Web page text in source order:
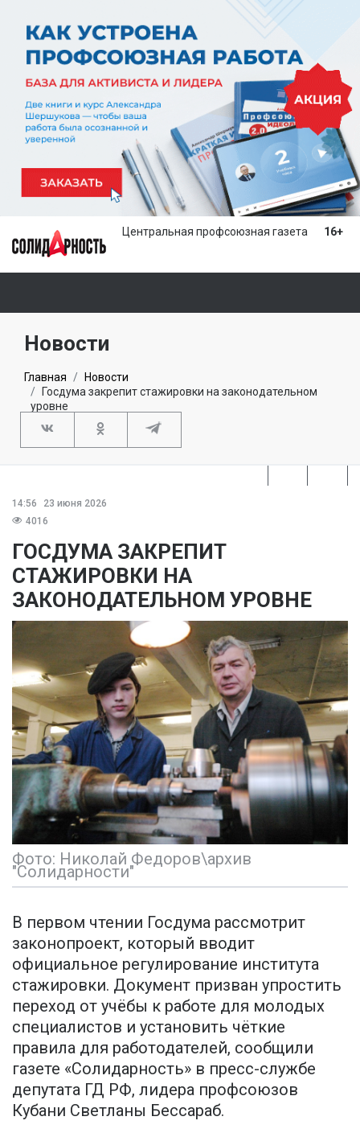
Центральная профсоюзная газета 16+
ПРОФЖУРНАЛ
Новости
Главная
Новости
Госдума закрепит стажировки на законодательном
уровне
14:56
23 июня 2026
4016
ГОСДУМА ЗАКРЕПИТ
СТАЖИРОВКИ НА
ЗАКОНОДАТЕЛЬНОМ УРОВНЕ
Фото: Николай Федоров\архив
"Солидарности"
В первом чтении Госдума рассмотрит
законопроект, который вводит
официальное регулирование института
стажировки. Документ призван упростить
переход от учёбы к работе для молодых
специалистов и установить чёткие
правила для работодателей, сообщили
газете «Солидарность» в пресс-службе
депутата ГД РФ, лидера профсоюзов
Кубани Светланы Бессараб.